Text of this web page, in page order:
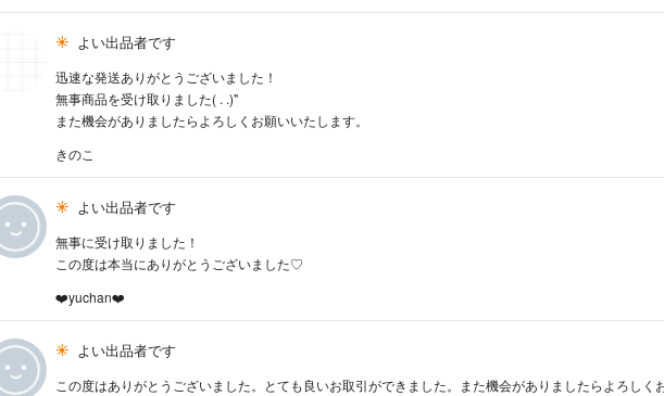
よい出品者です
迅速な発送ありがとうございました！
無事商品を受け取りました( . .)"
また機会がありましたらよろしくお願いいたします。
きのこ
よい出品者です
無事に受け取りました！
この度は本当にありがとうございました♡
❤️yuchan❤️
よい出品者です
この度はありがとうございました。とても良いお取引ができました。また機会がありましたらよろしく